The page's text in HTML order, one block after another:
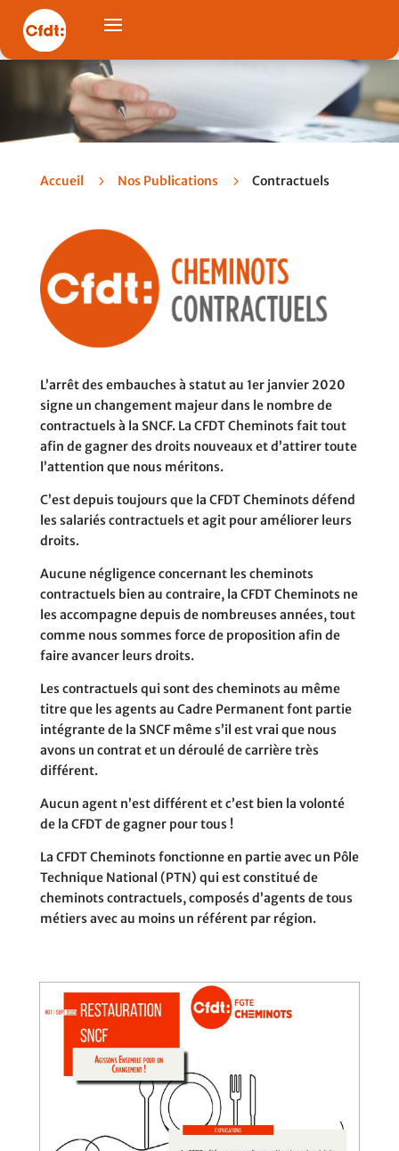
Accueil 5 Nos Publications 5 Contractuels
L’arrêt des embauches à statut au 1er janvier 2020
signe un changement majeur dans le nombre de
contractuels à la SNCF. La CFDT Cheminots fait tout
afin de gagner des droits nouveaux et d’attirer toute
l’attention que nous méritons.
C’est depuis toujours que la CFDT Cheminots défend
les salariés contractuels et agit pour améliorer leurs
droits.
Aucune négligence concernant les cheminots
contractuels bien au contraire, la CFDT Cheminots ne
les accompagne depuis de nombreuses années, tout
comme nous sommes force de proposition afin de
faire avancer leurs droits.
Les contractuels qui sont des cheminots au même
titre que les agents au Cadre Permanent font partie
intégrante de la SNCF même s’il est vrai que nous
avons un contrat et un déroulé de carrière très
différent.
Aucun agent n’est différent et c’est bien la volonté
de la CFDT de gagner pour tous !
La CFDT Cheminots fonctionne en partie avec un Pôle
Technique National (PTN) qui est constitué de
cheminots contractuels, composés d’agents de tous
métiers avec au moins un référent par région.